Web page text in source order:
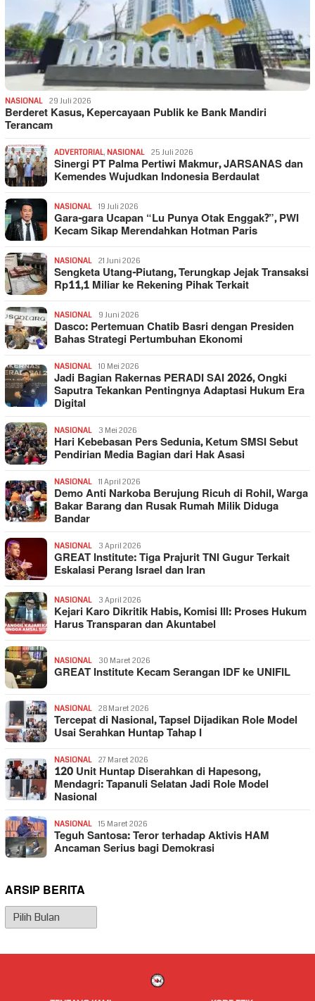
NASIONAL 29 Juli 2026
Berderet Kasus, Kepercayaan Publik ke Bank Mandiri
Terancam
ADVERTORIAL, NASIONAL 25 Juli 2026
Sinergi PT Palma Pertiwi Makmur, JARSANAS dan
Kemendes Wujudkan Indonesia Berdaulat
NASIONAL 19 Juli 2026
Gara-gara Ucapan “Lu Punya Otak Enggak?”, PWI
Kecam Sikap Merendahkan Hotman Paris
NASIONAL 21 Juni 2026
Sengketa Utang-Piutang, Terungkap Jejak Transaksi
Rp11,1 Miliar ke Rekening Pihak Terkait
NASIONAL 9 Juni 2026
Dasco: Pertemuan Chatib Basri dengan Presiden
Bahas Strategi Pertumbuhan Ekonomi
NASIONAL 10 Mei 2026
Jadi Bagian Rakernas PERADI SAI 2026, Ongki
Saputra Tekankan Pentingnya Adaptasi Hukum Era
Digital
NASIONAL 3 Mei 2026
Hari Kebebasan Pers Sedunia, Ketum SMSI Sebut
Pendirian Media Bagian dari Hak Asasi
NASIONAL 11 April 2026
Demo Anti Narkoba Berujung Ricuh di Rohil, Warga
Bakar Barang dan Rusak Rumah Milik Diduga
Bandar
NASIONAL 3 April 2026
GREAT Institute: Tiga Prajurit TNI Gugur Terkait
Eskalasi Perang Israel dan Iran
NASIONAL 3 April 2026
Kejari Karo Dikritik Habis, Komisi III: Proses Hukum
Harus Transparan dan Akuntabel
NASIONAL 30 Maret 2026
GREAT Institute Kecam Serangan IDF ke UNIFIL
NASIONAL 28 Maret 2026
Tercepat di Nasional, Tapsel Dijadikan Role Model
Usai Serahkan Huntap Tahap I
NASIONAL 27 Maret 2026
120 Unit Huntap Diserahkan di Hapesong,
Mendagri: Tapanuli Selatan Jadi Role Model
Nasional
NASIONAL 15 Maret 2026
Teguh Santosa: Teror terhadap Aktivis HAM
Ancaman Serius bagi Demokrasi
ARSIP BERITA
Arsip
Berita